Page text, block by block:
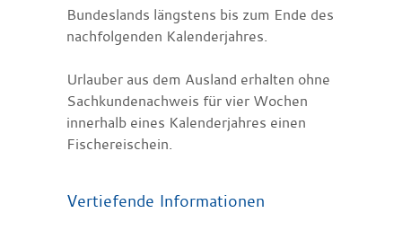
Bundeslands längstens bis zum Ende des
nachfolgenden Kalenderjahres.
Urlauber aus dem Ausland erhalten ohne
Sachkundenachweis für vier Wochen
innerhalb eines Kalenderjahres einen
Fischereischein.
Vertiefende Informationen